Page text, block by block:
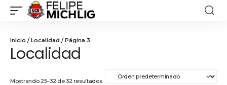
Inicio /Localidad / Página 3
Localidad
Mostrando 25–32 de 32 resultados